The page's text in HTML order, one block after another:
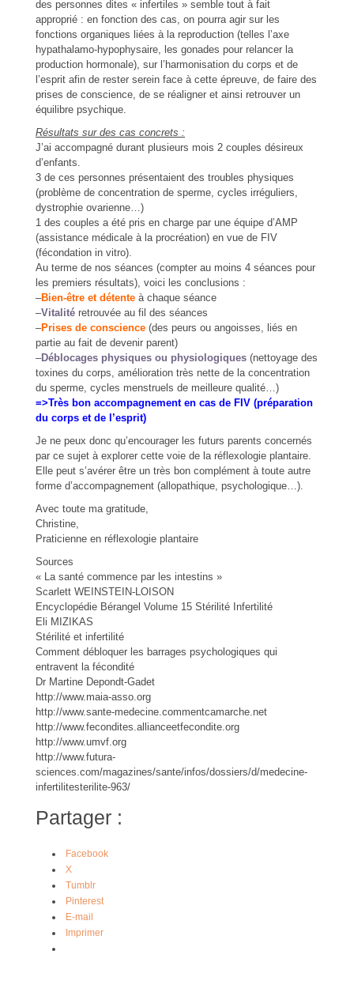
des personnes dites « infertiles » semble tout à fait
approprié : en fonction des cas, on pourra agir sur les
fonctions organiques liées à la reproduction (telles l’axe
hypathalamo-hypophysaire, les gonades pour relancer la
production hormonale), sur l’harmonisation du corps et de
l’esprit afin de rester serein face à cette épreuve, de faire des
prises de conscience, de se réaligner et ainsi retrouver un
équilibre psychique.
Résultats sur des cas concrets :
J’ai accompagné durant plusieurs mois 2 couples désireux
d’enfants.
3 de ces personnes présentaient des troubles physiques
(problème de concentration de sperme, cycles irréguliers,
dystrophie ovarienne…)
1 des couples a été pris en charge par une équipe d’AMP
(assistance médicale à la procréation) en vue de FIV
(fécondation in vitro).
Au terme de nos séances (compter au moins 4 séances pour
les premiers résultats), voici les conclusions :
–Bien-être et détente à chaque séance
–Vitalité retrouvée au fil des séances
–Prises de conscience (des peurs ou angoisses, liés en
partie au fait de devenir parent)
–Déblocages physiques ou physiologiques (nettoyage des
toxines du corps, amélioration très nette de la concentration
du sperme, cycles menstruels de meilleure qualité…)
=>Très bon accompagnement en cas de FIV (préparation
du corps et de l’esprit)
Je ne peux donc qu’encourager les futurs parents concernés
par ce sujet à explorer cette voie de la réflexologie plantaire.
Elle peut s’avérer être un très bon complément à toute autre
forme d’accompagnement (allopathique, psychologique…).
Avec toute ma gratitude,
Christine,
Praticienne en réflexologie plantaire
Sources
« La santé commence par les intestins »
Scarlett WEINSTEIN-LOISON
Encyclopédie Bérangel Volume 15 Stérilité Infertilité
Eli MIZIKAS
Stérilité et infertilité
Comment débloquer les barrages psychologiques qui
entravent la fécondité
Dr Martine Depondt-Gadet
http://www.maia-asso.org
http://www.sante-medecine.commentcamarche.net
http://www.fecondites.allianceetfecondite.org
http://www.umvf.org
http://www.futura-
sciences.com/magazines/sante/infos/dossiers/d/medecine-
infertilitesterilite-963/
Partager :
Facebook
X
Tumblr
Pinterest
E-mail
Imprimer